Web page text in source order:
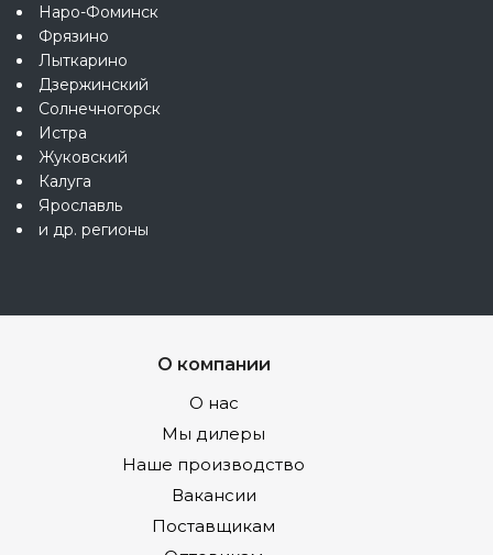
Наро-Фоминск
Фрязино
Лыткарино
Дзержинский
Солнечногорск
Истра
Жуковский
Калуга
Ярославль
и др. регионы
О компании
О нас
Мы дилеры
Наше производство
Вакансии
Поставщикам